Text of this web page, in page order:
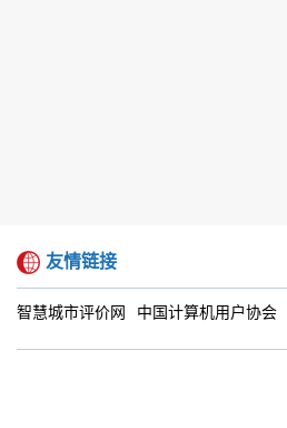
友情链接
智慧城市评价网 中国计算机用户协会